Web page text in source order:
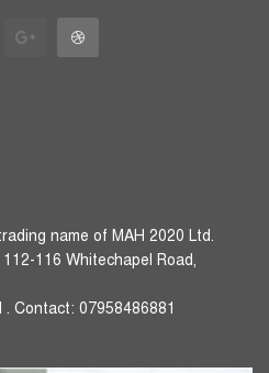
name of MAH 2020 Ltd.
116 Whitechapel Road,
Contact: 07958486881